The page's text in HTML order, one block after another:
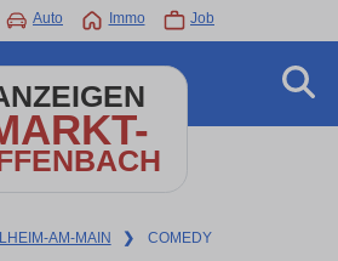
Auto Immo Job
AM-MAIN ❯ COMEDY